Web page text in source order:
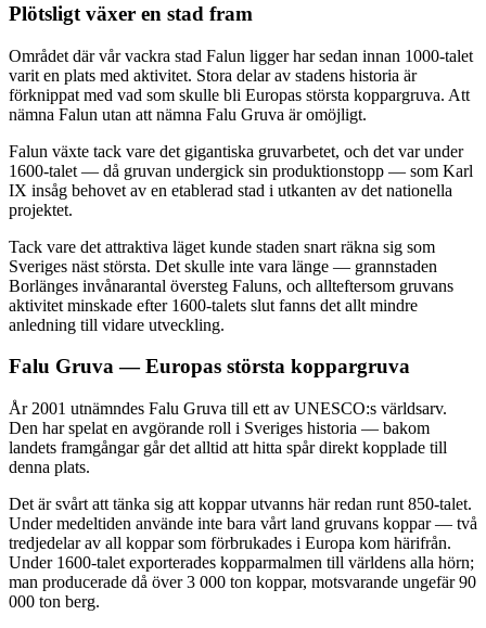
Plötsligt växer en stad fram
Området där vår vackra stad Falun ligger har sedan innan 1000-talet
varit en plats med aktivitet. Stora delar av stadens historia är
förknippat med vad som skulle bli Europas största koppargruva. Att
nämna Falun utan att nämna Falu Gruva är omöjligt.
Falun växte tack vare det gigantiska gruvarbetet, och det var under
1600-talet — då gruvan undergick sin produktionstopp — som Karl
IX insåg behovet av en etablerad stad i utkanten av det nationella
projektet.
Tack vare det attraktiva läget kunde staden snart räkna sig som
Sveriges näst största. Det skulle inte vara länge — grannstaden
Borlänges invånarantal översteg Faluns, och allteftersom gruvans
aktivitet minskade efter 1600-talets slut fanns det allt mindre
anledning till vidare utveckling.
Falu Gruva — Europas största koppargruva
År 2001 utnämndes Falu Gruva till ett av UNESCO:s världsarv.
Den har spelat en avgörande roll i Sveriges historia — bakom
landets framgångar går det alltid att hitta spår direkt kopplade till
denna plats.
Det är svårt att tänka sig att koppar utvanns här redan runt 850-talet.
Under medeltiden använde inte bara vårt land gruvans koppar — två
tredjedelar av all koppar som förbrukades i Europa kom härifrån.
Under 1600-talet exporterades kopparmalmen till världens alla hörn;
man producerade då över 3 000 ton koppar, motsvarande ungefär 90
000 ton berg.